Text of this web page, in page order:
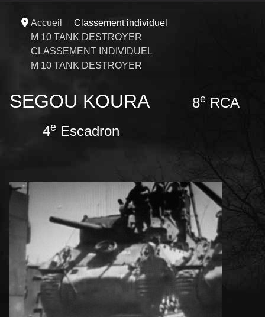
Accueil
Classement individuel
M 10 TANK DESTROYER
CLASSEMENT INDIVIDUEL
M 10 TANK DESTROYER
SEGOU KOURA 8e RCA
4e Escadron